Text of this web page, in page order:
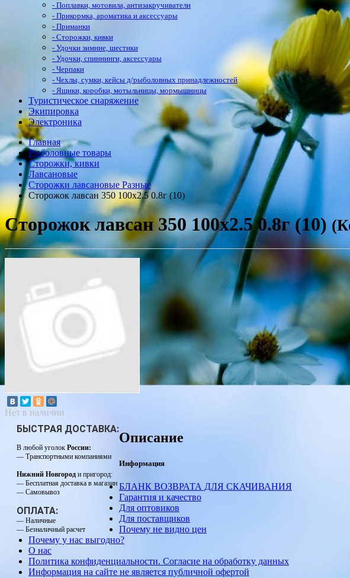
- Поплавки, мотовила, антизакручиватели
- Прикормка, ароматика и аксессуары
- Приманки
- Сторожки, кивки
- Удочки зимние, шестики
- Удочки, спиннинги, аксессуары
- Черпаки
- Чехлы, сумки, кейсы д/рыболовных принадлежностей
- Ящики, коробки, мотыльницы, мормышницы
Туристическое снаряжение
Экипировка
Электроника
Главная
Рыболовные товары
Сторожки, кивки
Лавсановые
Сторожки лавсановые Разные
Сторожок лавсан 350 100х2.5 0.8г (10)
Сторожок лавсан 350 100х2.5 0.8г (10)
Нет в наличии
БЫСТРАЯ ДОСТАВКА:
В любой уголок России:
— Транспортными компаниями
Нижний Новгород и пригород:
— Бесплатная доставка в магазин
— Самовывоз
ОПЛАТА:
— Наличные
— Безналичный расчет
Описание
Информация
БЛАНК ВОЗВРАТА ДЛЯ СКАЧИВАНИЯ
Гарантия и качество
Для оптовиков
Для поставщиков
Почему не видно цен
Почему у нас выгодно?
О нас
Политика конфиденциальности. Согласие на обработку данных
Информация на сайте не является публичной офертой